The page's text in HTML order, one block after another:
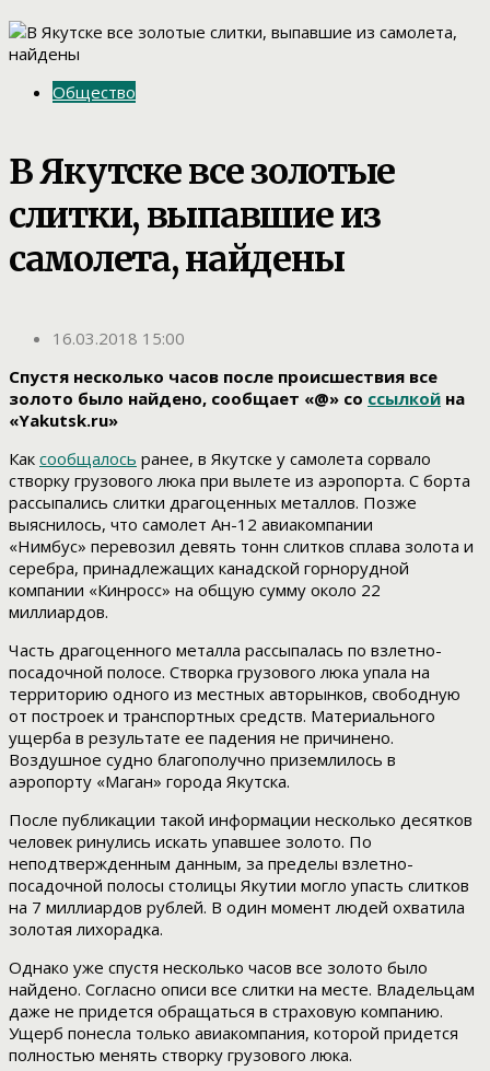
Общество
В Якутске все золотые
слитки, выпавшие из
самолета, найдены
16.03.2018 15:00
Спустя несколько часов после происшествия все
золото было найдено, сообщает «@» со ссылкой на
«Yakutsk.ru»
Как сообщалось ранее, в Якутске у самолета сорвало
створку грузового люка при вылете из аэропорта. С борта
рассыпались слитки драгоценных металлов. Позже
выяснилось, что самолет Ан-12 авиакомпании
«Нимбус» перевозил девять тонн слитков сплава золота и
серебра, принадлежащих канадской горнорудной
компании «Кинросс» на общую сумму около 22
миллиардов.
Часть драгоценного металла рассыпалась по взлетно-
посадочной полосе. Створка грузового люка упала на
территорию одного из местных авторынков, свободную
от построек и транспортных средств. Материального
ущерба в результате ее падения не причинено.
Воздушное судно благополучно приземлилось в
аэропорту «Маган» города Якутска.
После публикации такой информации несколько десятков
человек ринулись искать упавшее золото. По
неподтвержденным данным, за пределы взлетно-
посадочной полосы столицы Якутии могло упасть слитков
на 7 миллиардов рублей. В один момент людей охватила
золотая лихорадка.
Однако уже спустя несколько часов все золото было
найдено. Согласно описи все слитки на месте. Владельцам
даже не придется обращаться в страховую компанию.
Ущерб понесла только авиакомпания, которой придется
полностью менять створку грузового люка.